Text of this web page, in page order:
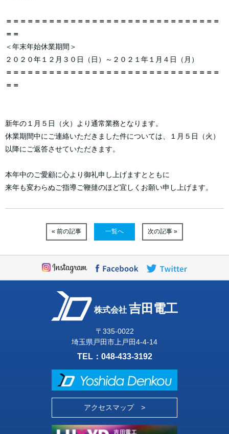
＝＝＝＝＝＝＝＝＝＝＝＝＝＝＝＝＝＝＝＝＝＝＝＝＝＝＝＝＝＝
＝＝
＜年末年始休業期間＞
２０２０年１２月３０日（日）～２０２１年１月４日（月）
＝＝＝＝＝＝＝＝＝＝＝＝＝＝＝＝＝＝＝＝＝＝＝＝＝＝＝＝＝＝
＝＝
新年の１月５日（火）より通常業務となります。
休業期間中にご連絡いただきました件については、１月５日（火）
以降にご返答させていただきます。
本年中のご愛顧に心より御礼申し上げますとともに
来年も変わらぬご指導ご鞭撻のほど宜しくお願い申し上げます。
« 前の記事 一覧へ 次の記事 »
株式会社 吉田電工
〒335-0022
埼玉県戸田市上戸田4-4-14
TEL： 048-433-3192
アクセスマップ >